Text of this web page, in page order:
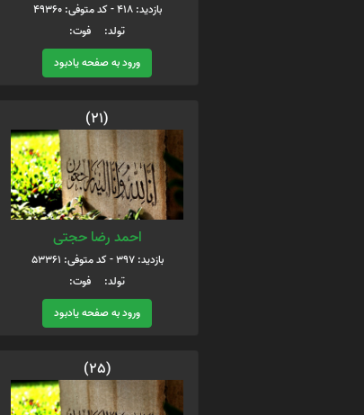
بازدید: 418 - کد متوفی: 49360
تولد: فوت:
ورود به صفحه یادبود
(21)
احمد رضا حجتی
بازدید: 397 - کد متوفی: 53361
تولد: فوت:
ورود به صفحه یادبود
(25)